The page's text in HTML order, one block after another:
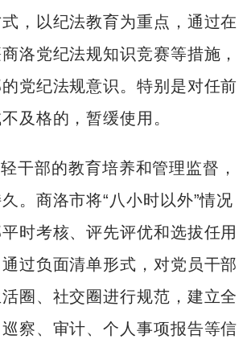
，以纪法教育为重点，通过在
洛党纪法规知识竞赛等措施，
党纪法规意识。特别是对任前
及格的，暂缓使用。
干部的教育培养和管理监督，
。商洛市将“八小时以外”情况
时考核、评先评优和选拔任用
过负面清单形式，对党员干部
圈、社交圈进行规范，建立全
察、审计、个人事项报告等信